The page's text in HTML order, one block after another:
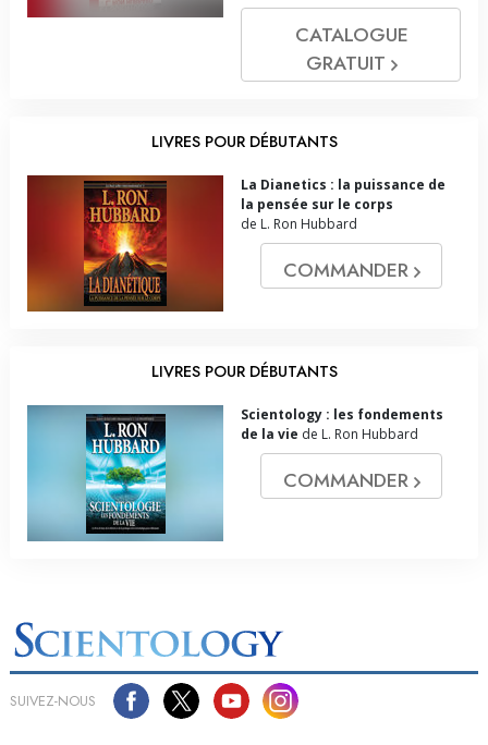
CATALOGUE
GRATUIT
LIVRES POUR DÉBUTANTS
La Dianetics : la puissance de
la pensée sur le corps
de L. Ron Hubbard
COMMANDER
LIVRES POUR DÉBUTANTS
Scientology : les fondements
de la vie de L. Ron Hubbard
COMMANDER
SUIVEZ-NOUS